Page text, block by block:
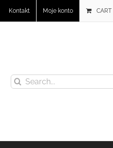
Kontakt Moje konto CART
Search
for: